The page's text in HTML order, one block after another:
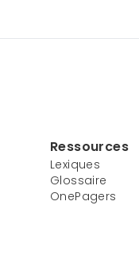
Ressources
Lexiques
Glossaire
OnePagers